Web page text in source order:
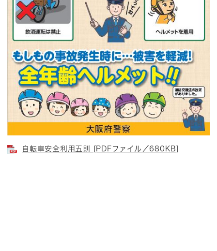
自転車安全利用五則 [PDFファイル／680KB]